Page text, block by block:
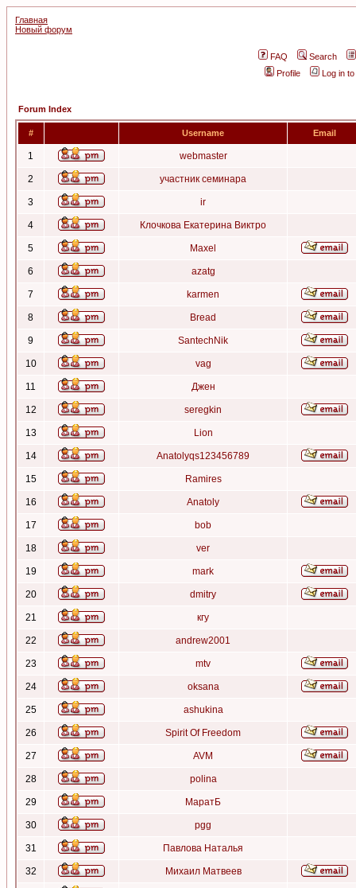
Главная
Новый форум
FAQ
Search
Profile
Log in
Forum Index
# Username Email
1 webmaster
2 участник семинара
3 ir
4 Клочкова Екатерина Виктро
5 Maxel
6 azatg
7 karmen
8 Bread
9 SantechNik
10 vag
11 Джен
12 seregkin
13 Lion
14 Anatolyqs123456789
15 Ramires
16 Anatoly
17 bob
18 ver
19 mark
20 dmitry
21 кгу
22 andrew2001
23 mtv
24 oksana
25 ashukina
26 Spirit Of Freedom
27 AVM
28 polina
29 МаратБ
30 pgg
31 Павлова Наталья
32 Михаил Матвеев